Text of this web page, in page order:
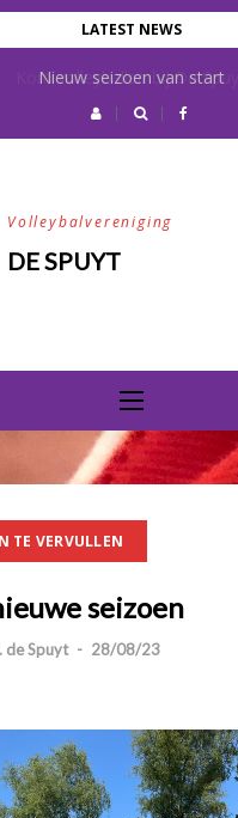
LATEST NEWS
Kom volleyballen bij De Spuyt!
Nieuw seizoen van start
Volleybalvereniging
DE SPUYT
TE VERVULLEN
seizoen
de Spuyt - 28/08/23